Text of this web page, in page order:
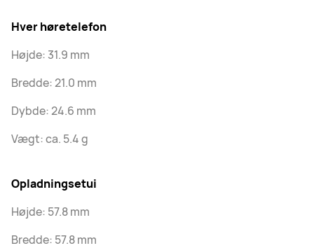
Hver høretelefon
Højde: 31.9 mm
Bredde: 21.0 mm
Dybde: 24.6 mm
Vægt: ca. 5.4 g
Opladningsetui
Højde: 57.8 mm
Bredde: 57.8 mm